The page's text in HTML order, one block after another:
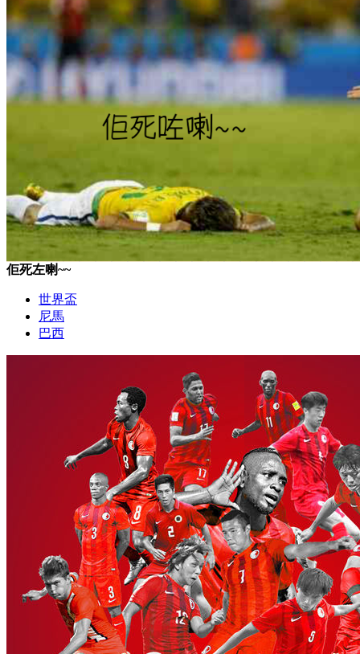
佢死左喇~~
世界盃
尼馬
巴西